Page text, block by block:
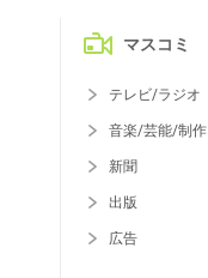
マスコミ
テレビ/ラジオ
音楽/芸能/制作
新聞
出版
広告